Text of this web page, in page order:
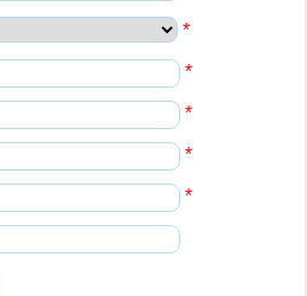
*
*
*
*
*